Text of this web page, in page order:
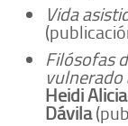
Vida
Filósofas
vulnerado
Heidi
Dávila